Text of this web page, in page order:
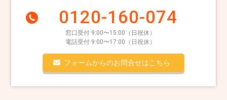
0120-160-074
窓口受付 9:00〜15:00（日祝休）
電話受付 9:00〜17:00（日祝休）
フォームからのお問合せはこちら